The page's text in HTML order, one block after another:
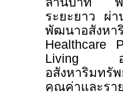
ระยะยาว ผ่า
พัฒนาอสังหา
Healthcare
Living
อสังหาริมทรั
คุณค่าและรา